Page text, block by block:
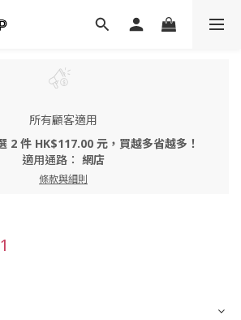
所有顧客適用
2 件 HK$117.00 元，買越多省越多！
適用通路： 網店
條款與細則